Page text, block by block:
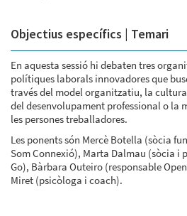
Objectius específics | Temari
En aquesta sessió hi debaten tres
polítiques laborals innovadores que
través del model organitzatiu, la
del desenvolupament professional o la
les persones treballadores.
Les ponents són Mercè Botella (sòcia
Som Connexió), Marta Dalmau (sòcia i
Go), Bàrbara Outeiro (responsable
Miret (psicòloga i coach).